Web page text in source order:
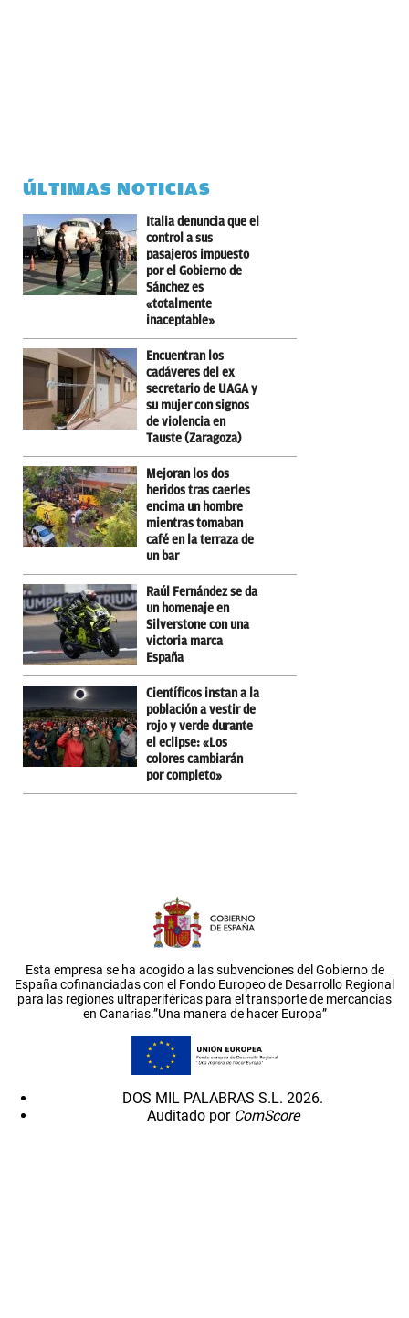
ÚLTIMAS NOTICIAS
Italia denuncia que el
control a sus
pasajeros impuesto
por el Gobierno de
Sánchez es
«totalmente
inaceptable»
Encuentran los
cadáveres del ex
secretario de UAGA y
su mujer con signos
de violencia en
Tauste (Zaragoza)
Mejoran los dos
heridos tras caerles
encima un hombre
mientras tomaban
café en la terraza de
un bar
Raúl Fernández se da
un homenaje en
Silverstone con una
victoria marca
España
Científicos instan a la
población a vestir de
rojo y verde durante
el eclipse: «Los
colores cambiarán
por completo»
Esta empresa se ha acogido a las subvenciones del Gobierno de
España cofinanciadas con el Fondo Europeo de Desarrollo Regional
para las regiones ultraperiféricas para el transporte de mercancías
en Canarias.”Una manera de hacer Europa”
DOS MIL PALABRAS S.L. 2026.
Auditado por ComScore